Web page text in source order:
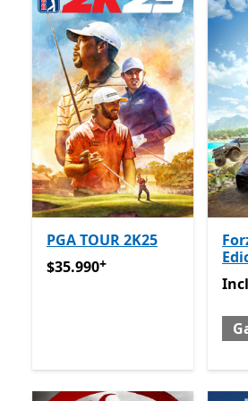
PGA TOUR 2K25
$35.990Ofrece compras
$35.990+